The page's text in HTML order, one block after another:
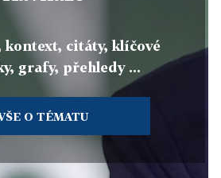
kontext, citáty, klíčové
grafy, přehledy ...
O TÉMATU